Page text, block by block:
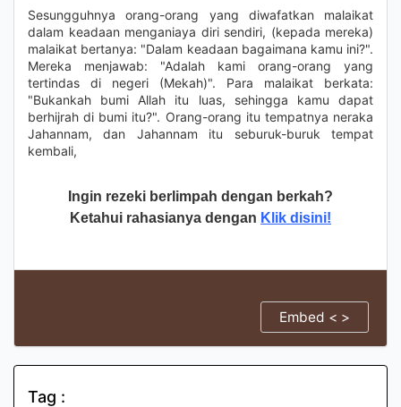
Sesungguhnya orang-orang yang diwafatkan malaikat
dalam keadaan menganiaya diri sendiri, (kepada mereka)
malaikat bertanya: "Dalam keadaan bagaimana kamu ini?".
Mereka menjawab: "Adalah kami orang-orang yang
tertindas di negeri (Mekah)". Para malaikat berkata:
"Bukankah bumi Allah itu luas, sehingga kamu dapat
berhijrah di bumi itu?". Orang-orang itu tempatnya neraka
Jahannam, dan Jahannam itu seburuk-buruk tempat
kembali,
Ingin rezeki berlimpah dengan berkah?
Ketahui rahasianya dengan Klik disini!
Embed < >
Tag :